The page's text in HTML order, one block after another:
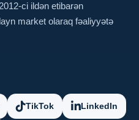
ci ildən etibarən
market olaraq fəaliyyətə
TikTok LinkedIn